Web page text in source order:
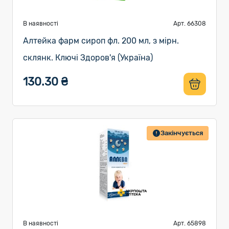
В наявності Арт. 66308
Алтейка фарм сироп фл. 200 мл, з мірн.
склянк. Ключі Здоров'я (Україна)
130.30 ₴
Закінчується
В наявності Арт. 65898